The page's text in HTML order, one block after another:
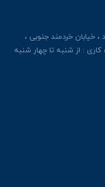
خیابان خردمند جنوبی ،
3 ، طبقه 3 ، واحد5ساعات کاری : از شنبه تا چهار شنبه